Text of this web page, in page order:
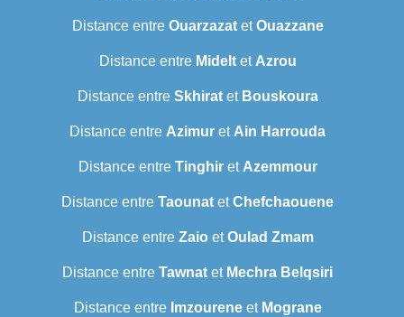
Distance entre OuarzazatetOuazzane
Distance entre Mideltet Azrou
Distance entre Skhiratet Bouskoura
Distance entre Azimur et Ain Harrouda
Distance entre Tinghiret Azemmour
Distance entre Taounat etChefchaouene
Distance entre Zaio etOulad Zmam
Distance entre Tawnat et Mechra Belqsiri
Distance entre Imzoureneet Mograne